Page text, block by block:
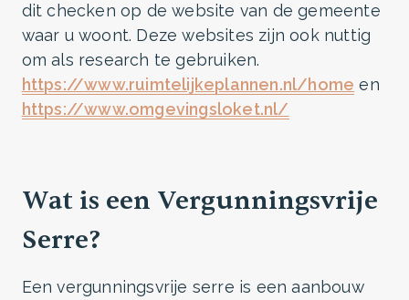
dit checken op de website van de gemeente
waar u woont. Deze websites zijn ook nuttig
om als research te gebruiken.
https://www.ruimtelijkeplannen.nl/home en
https://www.omgevingsloket.nl/
Wat is een Vergunningsvrije
Serre?
Een vergunningsvrije serre is een aanbouw